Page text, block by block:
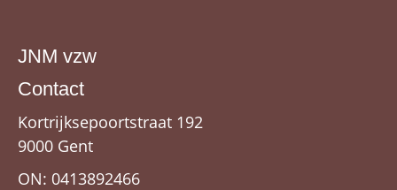
JNM vzw
Contact
Kortrijksepoortstraat 192
9000 Gent
ON: 0413892466